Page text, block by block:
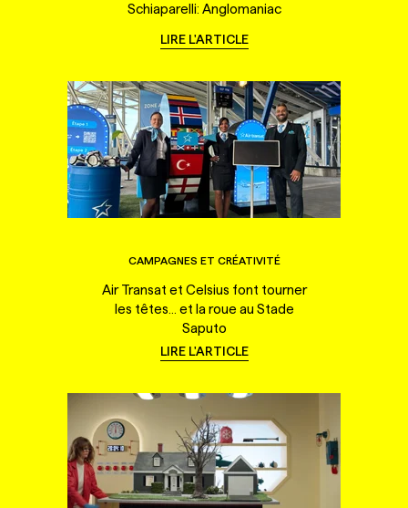
Schiaparelli: Anglomaniac
LIRE L'ARTICLE
CAMPAGNES ET CRÉATIVITÉ
Air Transat et Celsius font tourner
les têtes... et la roue au Stade
Saputo
LIRE L'ARTICLE